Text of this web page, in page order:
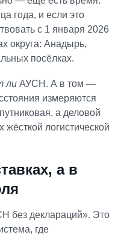
года, и если это
с 1 января 2026
округа: Анадырь,
посёлках.
ли АУСН. А в том —
измеряются
а деловой
логистической
а в
без деклараций». Это
где